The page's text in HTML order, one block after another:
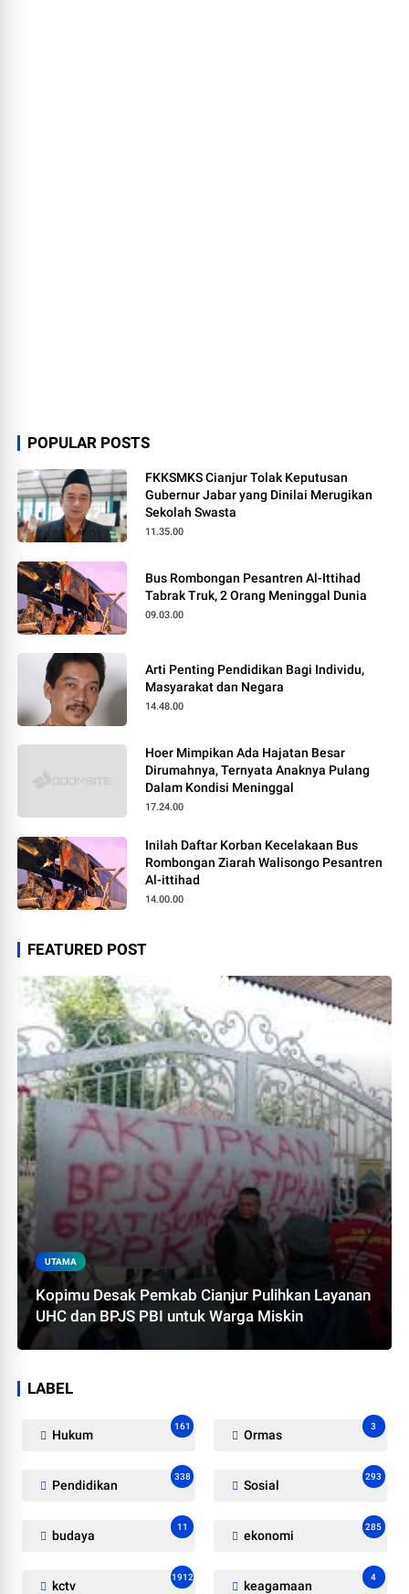
POPULAR POSTS
FKKSMKS Cianjur Tolak Keputusan
Gubernur Jabar yang Dinilai Merugikan
Sekolah Swasta
11.35.00
Bus Rombongan Pesantren Al-Ittihad
Tabrak Truk, 2 Orang Meninggal Dunia
09.03.00
Arti Penting Pendidikan Bagi Individu,
Masyarakat dan Negara
14.48.00
Hoer Mimpikan Ada Hajatan Besar
Dirumahnya, Ternyata Anaknya Pulang
Dalam Kondisi Meninggal
17.24.00
Inilah Daftar Korban Kecelakaan Bus
Rombongan Ziarah Walisongo Pesantren
Al-ittihad
14.00.00
FEATURED POST
UTAMA
Kopimu Desak Pemkab Cianjur Pulihkan Layanan
UHC dan BPJS PBI untuk Warga Miskin
LABEL
Hukum
161
Ormas
3
Pendidikan
338
Sosial
293
budaya
11
ekonomi
285
kctv
1912
keagamaan
4